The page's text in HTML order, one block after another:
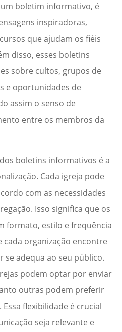
boletim informativo, é
inspiradoras,
que ajudam os fiéis
disso, esses boletins
sobre cultos, grupos de
e oportunidades de
assim o senso de
entre os membros da
boletins informativos é a
Cada igreja pode
com as necessidades
Isso significa que os
formato, estilo e frequência
organização encontre
adequa ao seu público.
podem optar por enviar
outras podem preferir
flexibilidade é crucial
seja relevante e